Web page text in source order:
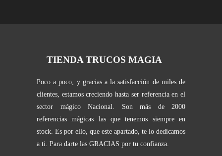
TIENDA TRUCOS MAGIA
Poco a poco, y gracias a la satisfacción de miles de
clientes, estamos creciendo hasta ser referencia en el
sector mágico Nacional. Son más de 2000
referencias mágicas las que tenemos siempre en
stock. Es por ello, que este apartado, te lo dedicamos
a ti. Para darte las GRACIAS por tu confianza.